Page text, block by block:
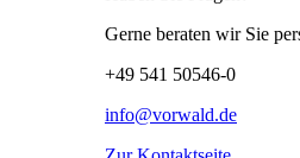
Gerne beraten wir Sie
+49 541 50546-0
info@vorwald.de